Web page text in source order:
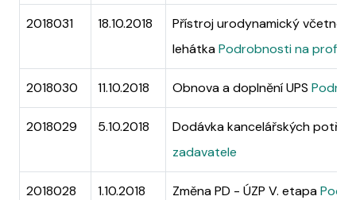
2018031 18.10.2018
Přístroj urodynamický včetně
lehátkaPodrobnosti na profilu
2018030 11.10.2018 Obnova a doplnění UPS
2018029 5.10.2018
Dodávka kancelářských
zadavatele
2018028 1.10.2018 Změna PD - ÚZP V. etapa